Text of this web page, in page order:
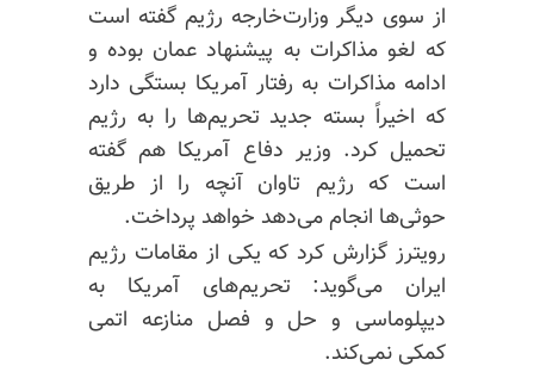
از سوی دیگر وزارت‌خارجه رژیم گفته است
که لغو مذاکرات به پیشنهاد عمان بوده و
ادامه مذاکرات به رفتار آمریکا بستگی دارد
که اخیراً بسته جدید تحریم‌ها را به رژیم
تحمیل کرد. وزیر دفاع آمریکا هم گفته
است که رژیم تاوان آنچه را از طریق
حوثی‌ها انجام می‌دهد خواهد پرداخت.
رویترز گزارش کرد که یکی از مقامات رژیم
ایران می‌گوید: تحریم‌های آمریکا به
دیپلوماسی و حل و فصل منازعه اتمی
کمکی نمی‌کند.